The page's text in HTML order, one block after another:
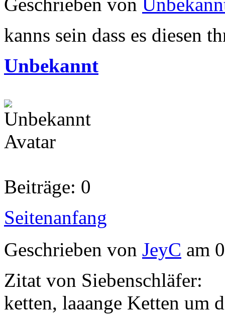
Geschrieben von
kanns sein dass es diesen
Unbekannt
Beiträge: 0
Seitenanfang
Geschrieben von JeyC am
Zitat von Siebenschläfer:
ketten, laaange Ketten um